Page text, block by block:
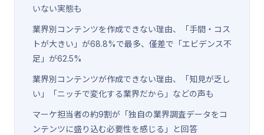
いない実態も
業界別コンテンツを作成できない理由、「手間・コス
トが大きい」が68.8%で最多、僅差で「エビデンス不
足」が62.5%
業界別コンテンツが作成できない理由、「知見が乏し
い」「ニッチで変化する業界だから」などの声も
マーケ担当者の約9割が「独自の業界調査データをコ
ンテンツに盛り込む必要性を感じる」と回答